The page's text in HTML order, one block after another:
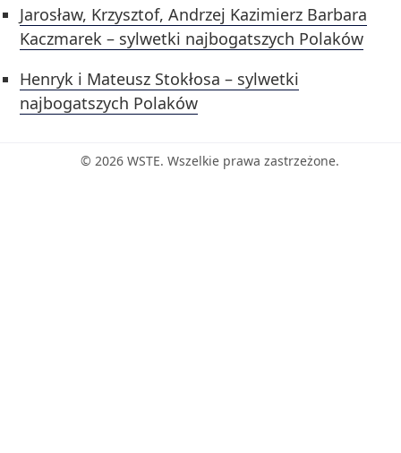
Jarosław, Krzysztof, Andrzej Kazimierz Barbara
Kaczmarek – sylwetki najbogatszych Polaków
Henryk i Mateusz Stokłosa – sylwetki
najbogatszych Polaków
© 2026 WSTE. Wszelkie prawa zastrzeżone.